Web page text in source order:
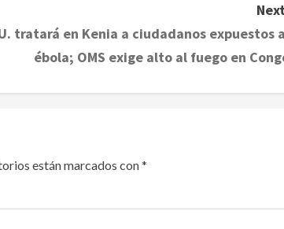
tratará en Kenia a ciudadanos expuestos
ébola; OMS exige alto al fuego en
están marcados con*